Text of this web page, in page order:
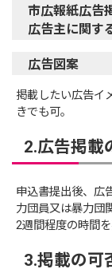
市広報紙広告
広告主に関す
広告図案
掲載したい広告イ
きでも可。
2.広告掲載
申込書提出後、広
力団員又は暴力団
2週間程度の時間を
3.掲載の可